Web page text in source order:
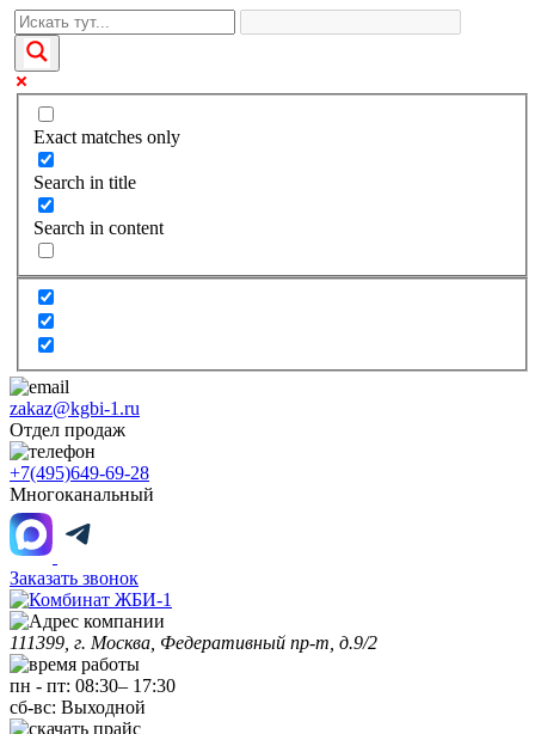
Exact matches only
Search in title
Search in content
zakaz@kgbi-1.ru
Отдел продаж
+7(495)649-69-28
Многоканальный
Заказать звонок
111399, г. Москва, Федеративный пр-т, д.9/2
пн - пт: 08:30– 17:30
сб-вс: Выходной